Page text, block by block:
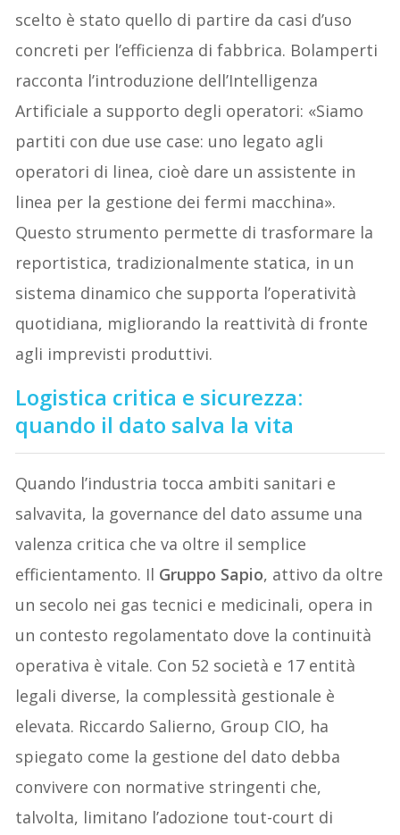
scelto è stato quello di partire da casi d’uso
concreti per l’efficienza di fabbrica. Bolamperti
racconta l’introduzione dell’Intelligenza
Artificiale a supporto degli operatori: «Siamo
partiti con due use case: uno legato agli
operatori di linea, cioè dare un assistente in
linea per la gestione dei fermi macchina».
Questo strumento permette di trasformare la
reportistica, tradizionalmente statica, in un
sistema dinamico che supporta l’operatività
quotidiana, migliorando la reattività di fronte
agli imprevisti produttivi.
Logistica critica e sicurezza:
quando il dato salva la vita
Quando l’industria tocca ambiti sanitari e
salvavita, la governance del dato assume una
valenza critica che va oltre il semplice
efficientamento. Il Gruppo Sapio, attivo da oltre
un secolo nei gas tecnici e medicinali, opera in
un contesto regolamentato dove la continuità
operativa è vitale. Con 52 società e 17 entità
legali diverse, la complessità gestionale è
elevata. Riccardo Salierno, Group CIO, ha
spiegato come la gestione del dato debba
convivere con normative stringenti che,
talvolta, limitano l’adozione tout-court di